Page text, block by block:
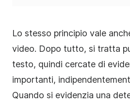
Lo stesso principio vale
video. Dopo tutto, si tratta
testo, quindi cercate di
importanti,
Quando si evidenzia una